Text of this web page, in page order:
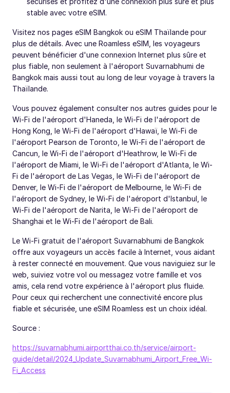
stable avec votre eSIM.
Visitez nos pages eSIM Bangkok ou eSIM Thaïlande pour
plus de détails. Avec une Roamless eSIM, les voyageurs
peuvent bénéficier d'une connexion Internet plus sûre et
plus fiable, non seulement à l'aéroport Suvarnabhumi de
Bangkok mais aussi tout au long de leur voyage à travers la
Thaïlande.
Vous pouvez également consulter nos autres guides pour le
Wi-Fi de l'aéroport d'Haneda, le Wi-Fi de l'aéroport de
Hong Kong, le Wi-Fi de l'aéroport d'Hawaï, le Wi-Fi de
l'aéroport Pearson de Toronto, le Wi-Fi de l'aéroport de
Cancun, le Wi-Fi de l'aéroport d'Heathrow, le Wi-Fi de
l'aéroport de Miami, le Wi-Fi de l'aéroport d'Atlanta, le Wi-
Fi de l'aéroport de Las Vegas, le Wi-Fi de l'aéroport de
Denver, le Wi-Fi de l'aéroport de Melbourne, le Wi-Fi de
l'aéroport de Sydney, le Wi-Fi de l'aéroport d'Istanbul, le
Wi-Fi de l'aéroport de Narita, le Wi-Fi de l'aéroport de
Shanghai et le Wi-Fi de l'aéroport de Bali.
Le Wi-Fi gratuit de l'aéroport Suvarnabhumi de Bangkok
offre aux voyageurs un accès facile à Internet, vous aidant
à rester connecté en mouvement. Que vous naviguiez sur le
web, suiviez votre vol ou messagez votre famille et vos
amis, cela rend votre expérience à l'aéroport plus fluide.
Pour ceux qui recherchent une connectivité encore plus
fiable et sécurisée, une eSIM Roamless est un choix idéal.
Source :
https://suvarnabhumi.airportthai.co.th/service/airport-
guide/detail/2024_Update_Suvarnabhumi_Airport_Free_Wi-
Fi_Access